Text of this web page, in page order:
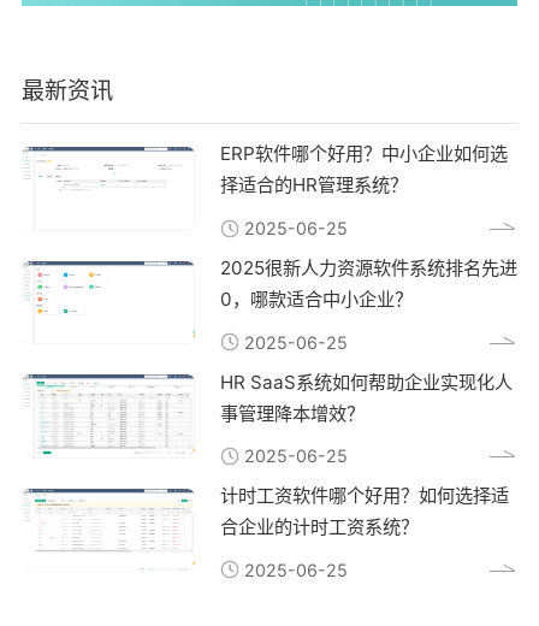
最新资讯
ERP软件哪个好用？中小企业如何选
择适合的HR管理系统？
2025-06-25
2025很新人力资源软件系统排名先进
0，哪款适合中小企业？
2025-06-25
HR SaaS系统如何帮助企业实现化人
事管理降本增效？
2025-06-25
计时工资软件哪个好用？如何选择适
合企业的计时工资系统？
2025-06-25